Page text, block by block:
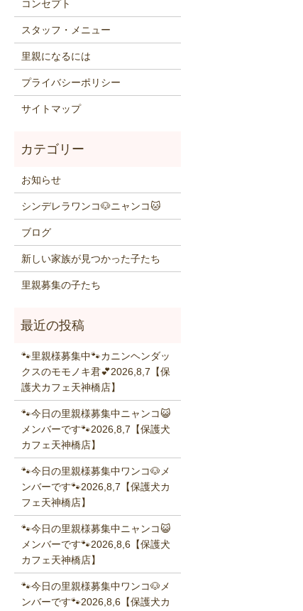
コンセプト
スタッフ・メニュー
里親になるには
プライバシーポリシー
サイトマップ
お知らせ
シンデレラワンコ🐶ニャンコ🐱
ブログ
新しい家族が見つかった子たち
里親募集の子たち
🐾里親様募集中🐾カニンヘンダッ
クスのモモノキ君💕2026,8,7【保
護犬カフェ天神橋店】
🐾今日の里親様募集中ニャンコ😺
メンバーです🐾2026,8,7【保護犬
カフェ天神橋店】
🐾今日の里親様募集中ワンコ🐶メ
ンバーです🐾2026,8,7【保護犬カ
フェ天神橋店】
🐾今日の里親様募集中ニャンコ😺
メンバーです🐾2026,8,6【保護犬
カフェ天神橋店】
🐾今日の里親様募集中ワンコ🐶メ
ンバーです🐾2026,8,6【保護犬カ